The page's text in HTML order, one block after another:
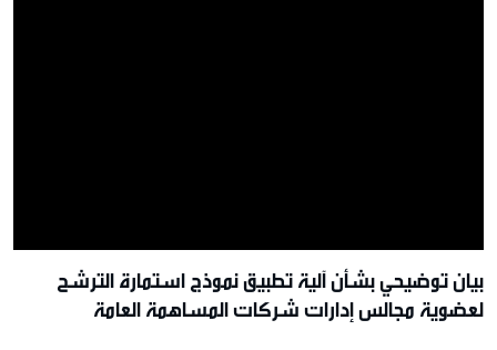
بيان توضيحي بشأن آلية تطبيق نموذج استمارة الترشح
لعضوية مجالس إدارات شركات المساهمة العامة